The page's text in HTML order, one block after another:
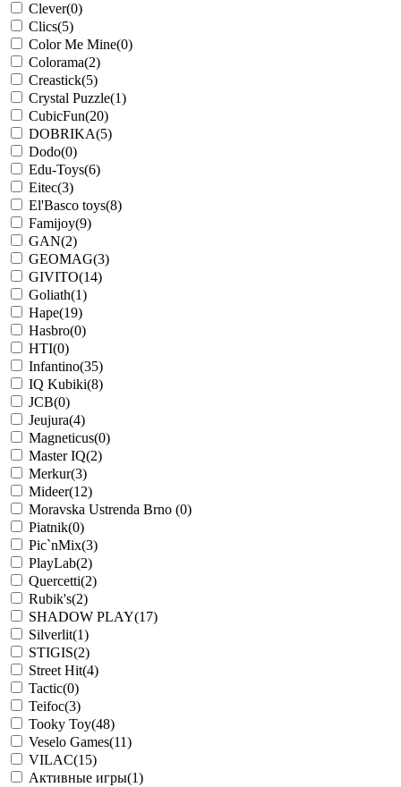
Clever(0)
Clics(5)
Color Me Mine(0)
Colorama(2)
Creastick(5)
Crystal Puzzle(1)
CubicFun(20)
DOBRIKA(5)
Dodo(0)
Edu-Toys(6)
Eitec(3)
El'Basco toys(8)
Famijoy(9)
GAN(2)
GEOMAG(3)
GIVITO(14)
Goliath(1)
Hape(19)
Hasbro(0)
HTI(0)
Infantino(35)
IQ Kubiki(8)
JCB(0)
Jeujura(4)
Magneticus(0)
Master IQ(2)
Merkur(3)
Mideer(12)
Moravska Ustrenda Brno (0)
Piatnik(0)
Pic`nMix(3)
PlayLab(2)
Quercetti(2)
Rubik's(2)
SHADOW PLAY(17)
Silverlit(1)
STIGIS(2)
Street Hit(4)
Tactic(0)
Teifoc(3)
Tooky Toy(48)
Veselo Games(11)
VILAC(15)
Активные игры(1)